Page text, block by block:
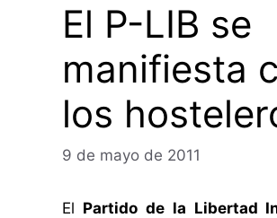
El P-LIB se
manifiesta
los
9 de mayo de 2011
El Partido de la Libertad